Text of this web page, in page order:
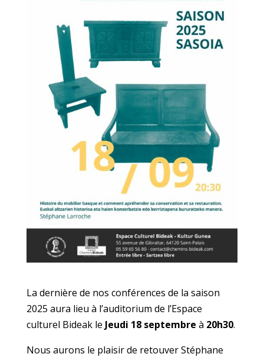
La dernière de nos conférences de la saison
2025 aura lieu à l’auditorium de l’Espace
culturel Bideak le Jeudi 18 septembre à 20h30.
Nous aurons le plaisir de retouver Stéphane